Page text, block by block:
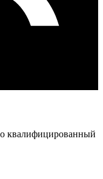
квалифицированный